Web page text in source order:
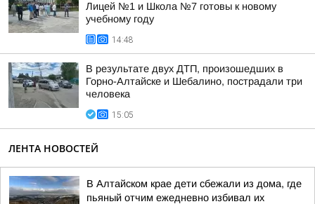
Лицей №1 и Школа №7 готовы к новому
учебному году
14:48
В результате двух ДТП, произошедших в
Горно-Алтайске и Шебалино, пострадали три
человека
15:05
ЛЕНТА НОВОСТЕЙ
В Алтайском крае дети сбежали из дома, где
пьяный отчим ежедневно избивал их